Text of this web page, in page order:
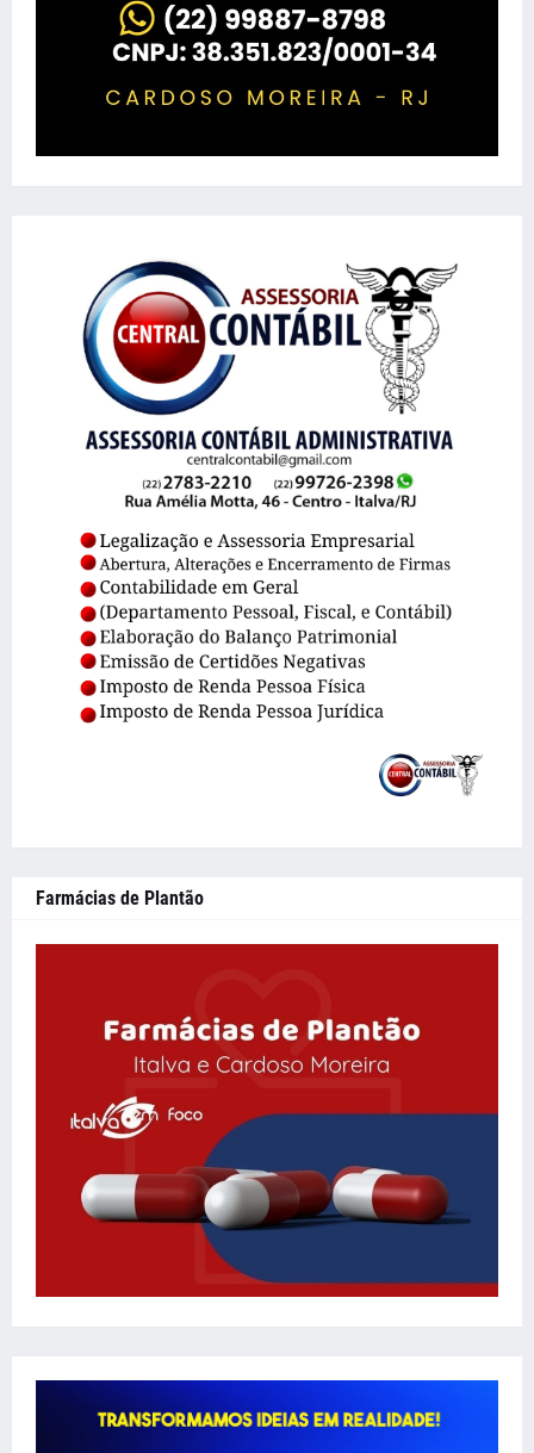
Farmácias de Plantão